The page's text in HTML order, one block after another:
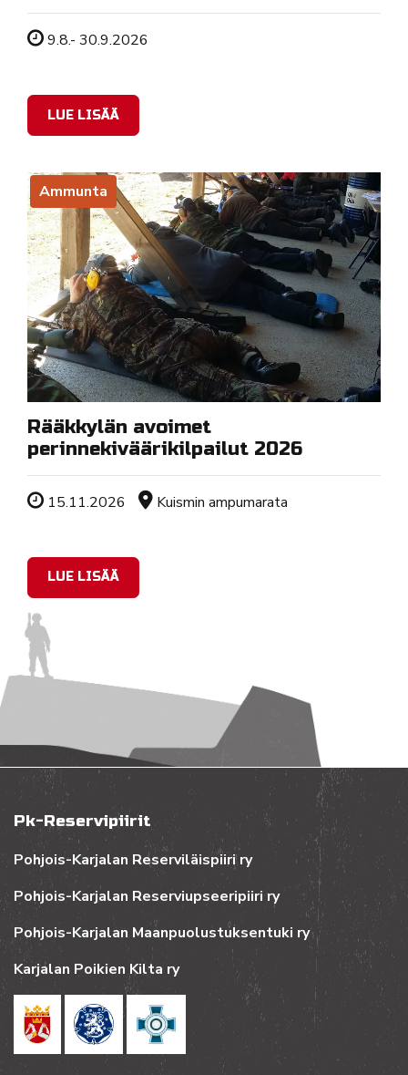
Tapahtuman ajankohta
9.8.- 30.9.2026
LUE LISÄÄ
Ammunta
Rääkkylän avoimet
perinnekiväärikilpailut 2026
Tapahtuman ajankohta
15.11.2026 Sijainti
Kuismin ampumarata
LUE LISÄÄ
Pk-Reservipiirit
Pohjois-Karjalan Reserviläispiiri ry
Pohjois-Karjalan Reserviupseeripiiri ry
Pohjois-Karjalan Maanpuolustuksentuki ry
Karjalan Poikien Kilta ry